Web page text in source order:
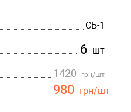
СБ-1
6 шт
1420 грн/шт
980 грн/шт